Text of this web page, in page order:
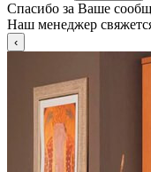
Спасибо за Ваше
Наш менеджер